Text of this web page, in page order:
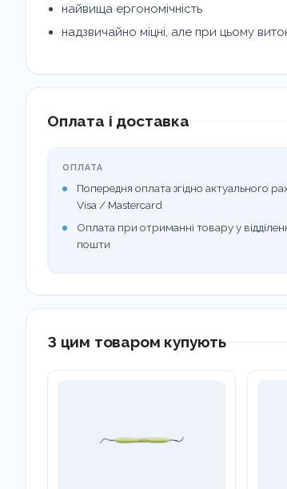
найвища ергономічність
надзвичайно міцні, але при цьому
Оплата і доставка
ОПЛАТА
Попередня оплата згідно актуального
Visa / Mastercard
Оплата при отриманні товару у
пошти
З цим товаром купують